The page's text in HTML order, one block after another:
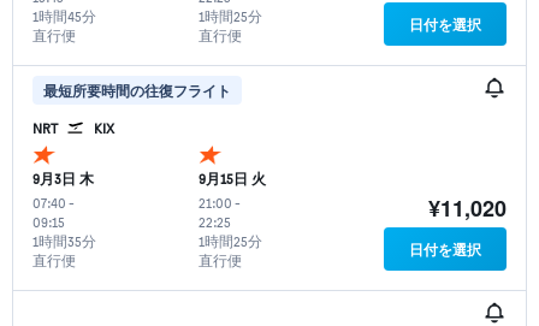
直行便
1時間45分
直行便
1時間25分 日付を選択
最短所要時間の往復フライト
NRT KIX
9月3日 木
07:40 -
09:15
直行便
1時間35分
9月15日 火
21:00 -
22:25
直行便
1時間25分
¥11,020
日付を選択